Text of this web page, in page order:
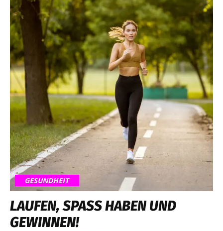
GESUNDHEIT
LAUFEN, SPASS HABEN UND G
EWINNEN!